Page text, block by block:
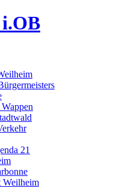
21
Weilheim